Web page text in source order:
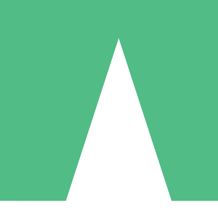
Individuelle Credit-Pakete
nach Bedarf mit Download-Credits. Keine monatliche Verpflichtung